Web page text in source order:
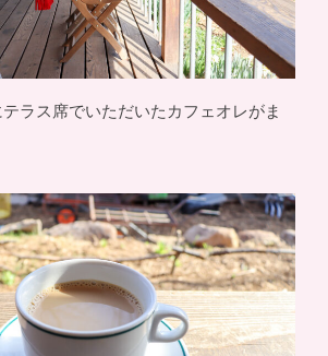
ラス席でいただいたカフェオレがま